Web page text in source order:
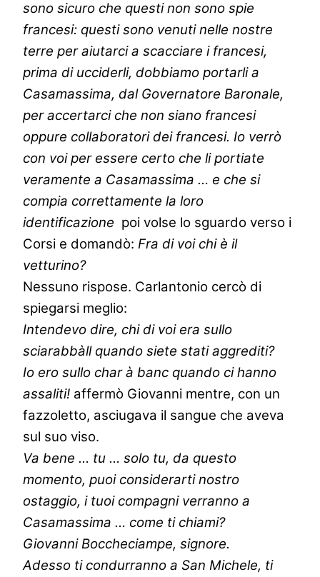
sono sicuro che questi non sono spie
francesi: questi sono venuti nelle nostre
terre per aiutarci a scacciare i francesi,
prima di ucciderli, dobbiamo portarli a
Casamassima, dal Governatore Baronale,
per accertarci che non siano francesi
oppure collaboratori dei francesi. Io verrò
con voi per essere certo che li portiate
veramente a Casamassima … e che si
compia correttamente la loro
identificazione poi volse lo sguardo verso i
Corsi e domandò: Fra di voi chi è il
vetturino?
Nessuno rispose. Carlantonio cercò di
spiegarsi meglio:
Intendevo dire, chi di voi era sullo
sciarabbàll quando siete stati aggrediti?
Io ero sullo char à banc quando ci hanno
assaliti! affermò Giovanni mentre, con un
fazzoletto, asciugava il sangue che aveva
sul suo viso.
Va bene … tu … solo tu, da questo
momento, puoi considerarti nostro
ostaggio, i tuoi compagni verranno a
Casamassima … come ti chiami?
Giovanni Boccheciampe, signore.
Adesso ti condurranno a San Michele, ti